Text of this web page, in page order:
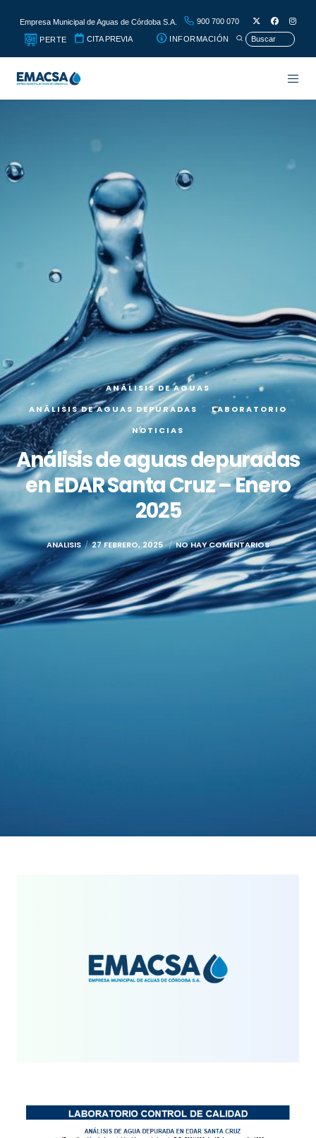
Empresa Municipal de Aguas de Córdoba S.A. 900 700 070
PERTE CITA PREVIA INFORMACIÓN
ANÁLISIS DE AGUAS
ANÁLISIS DE AGUAS DEPURADAS
LABORATORIO
NOTICIAS
Análisis de aguas depuradas
en EDAR Santa Cruz – Enero
2025
ANALISIS 27 FEBRERO, 2025 NO HAY COMENTARIOS